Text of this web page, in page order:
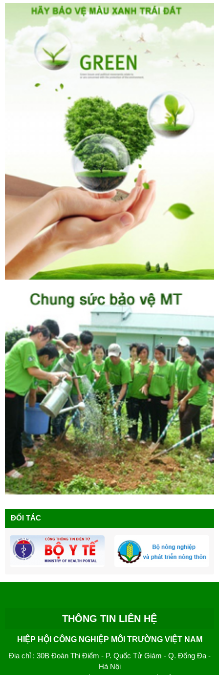
ĐỐI TÁC
THÔNG TIN LIÊN HỆ
HIỆP HỘI CÔNG NGHIỆP MÔI TRƯỜNG VIỆT NAM
Địa chỉ : 30B Đoàn Thị Điểm - P. Quốc Tử Giám - Q. Đống Đa -
Hà Nội